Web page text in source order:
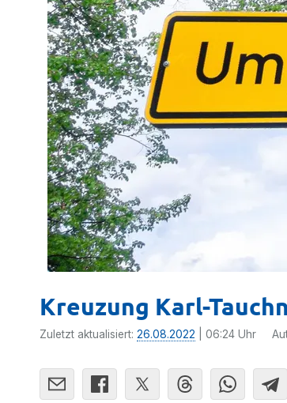
Kreuzung Karl-
Zuletzt aktualisiert: 26.08.2022 | 06:24 Uhr